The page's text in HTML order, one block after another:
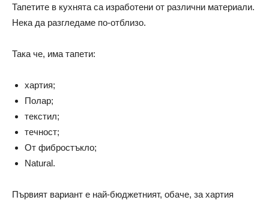
Тапетите в кухнята са изработени от различни материали.
Нека да разгледаме по-отблизо.
Така че, има тапети:
хартия;
Полар;
текстил;
течност;
От фибростъкло;
Natural.
Първият вариант е най-бюджетният, обаче, за хартия